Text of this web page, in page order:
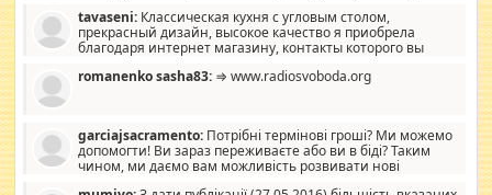
стандартные формы, в MebelOk, креативненько и что главное -
со вкусом все в порядке, без ненужных наворотов удорожающих
мебель, а это не последний фактор.
tavaseni: Классическая кухня с угловым столом,
прекрасный дизайн, высокое качество я приобрела
благодаря интернет магазину, контакты которого вы
romanenko sasha83: ⇒ www.radiosvoboda.org
garciajsacramento: Потрібні термінові гроші? Ми можемо
допомогти! Ви зараз переживаєте або ви в біді? Таким
чином, ми даємо вам можливість розвивати нові